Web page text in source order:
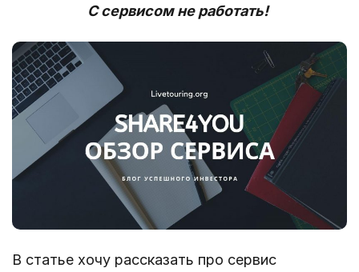
С сервисом не работать!
В статье хочу рассказать про сервис